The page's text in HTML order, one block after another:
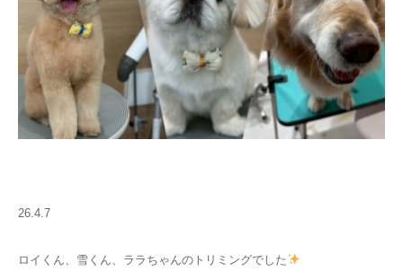
26.4.7
ロイくん、雪くん、ララちゃんのトリミングでした
お問い合わせ